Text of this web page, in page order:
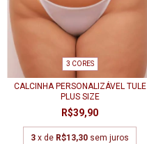
3 CORES
CALCINHA PERSONALIZÁVEL TULE
PLUS SIZE
R$39,90
3 x de R$13,30 sem juros